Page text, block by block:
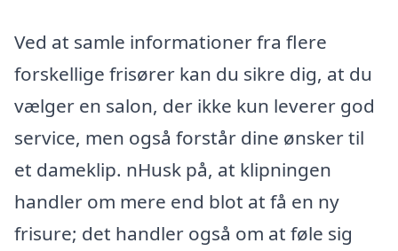
Ved at samle informationer fra flere
forskellige frisører kan du sikre dig, at du
vælger en salon, der ikke kun leverer god
service, men også forstår dine ønsker til
et dameklip. nHusk på, at klipningen
handler om mere end blot at få en ny
frisure; det handler også om at føle sig